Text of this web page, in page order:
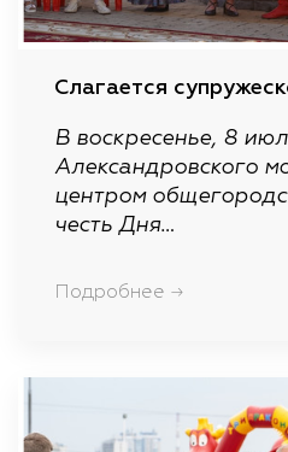
Слагается
В воскресенье, 8
Александровского
центром
честь Дня…
Подробнее →